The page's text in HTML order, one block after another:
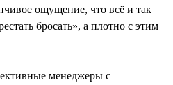
ощущение, что всё и так
бросать», а плотно с этим
менеджеры с